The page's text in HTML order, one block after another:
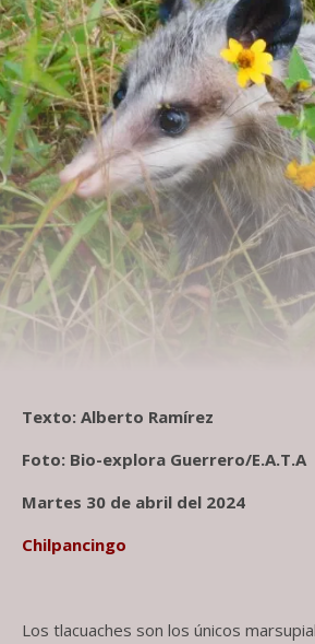
Texto: Alberto Ramírez
Foto: Bio-explora Guerrero/E.A.T.A
Martes 30 de abril del 2024
Chilpancingo
Los tlacuaches son los únicos